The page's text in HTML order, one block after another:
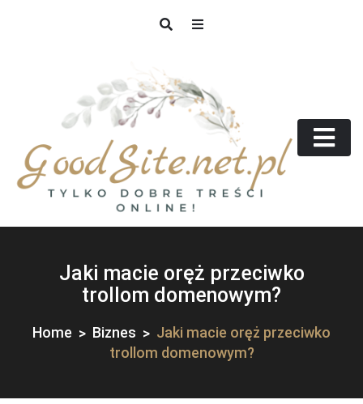
GoodSite.net.pl
Tylko dobre treści online!
Jaki macie oręż przeciwko
trollom domenowym?
Home Biznes
Jaki macie oręż przeciwko
trollom domenowym?